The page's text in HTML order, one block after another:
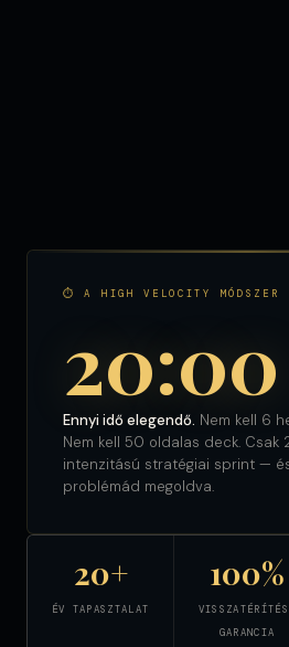
⏱ A HIGH VELOCITY MÓDSZER
20:00
Ennyi idő elegendő. Nem kell 6
Nem kell 50 oldalas deck. Csak
intenzitású stratégiai sprint —
problémád megoldva.
20+
ÉV TAPASZTALAT
100%
GARANCIA